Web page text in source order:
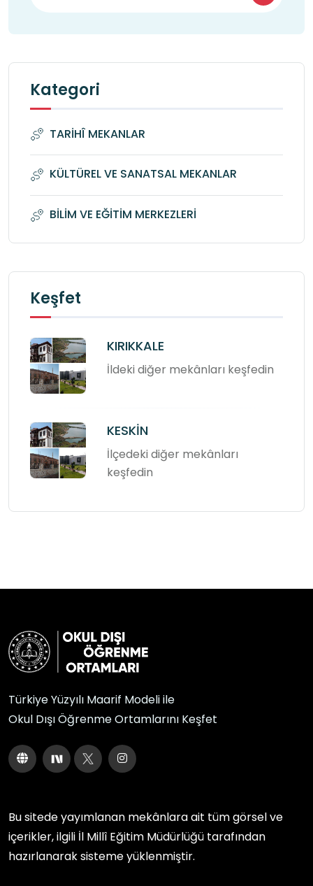
Kategori
TARİHÎ MEKANLAR
KÜLTÜREL VE SANATSAL MEKANLAR
BİLİM VE EĞİTİM MERKEZLERİ
Keşfet
KIRIKKALE
İldeki diğer mekânları keşfedin
KESKİN
İlçedeki diğer mekânları
keşfedin
Türkiye Yüzyılı Maarif Modeli ile
Okul Dışı Öğrenme Ortamlarını Keşfet
Bu sitede yayımlanan mekânlara ait tüm görsel ve
içerikler, ilgili İl Millî Eğitim Müdürlüğü tarafından
hazırlanarak sisteme yüklenmiştir.